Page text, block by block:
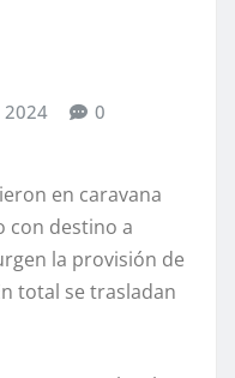
2024 0
en caravana
con destino a
la provisión de
total se trasladan